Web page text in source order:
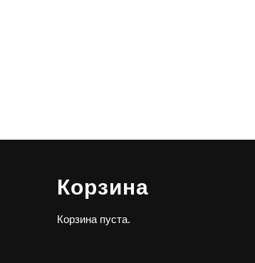
Корзина
Корзина пуста.